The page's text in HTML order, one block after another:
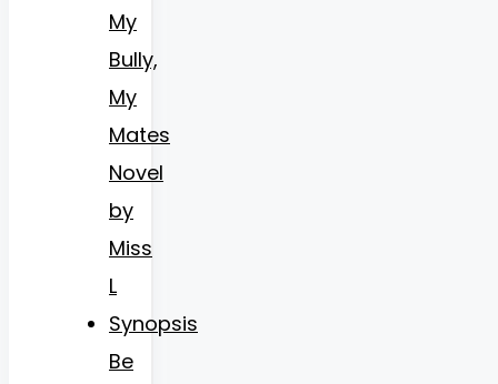
My
Bully,
My
Mates
Novel
by
Miss
L
Synopsis
Be